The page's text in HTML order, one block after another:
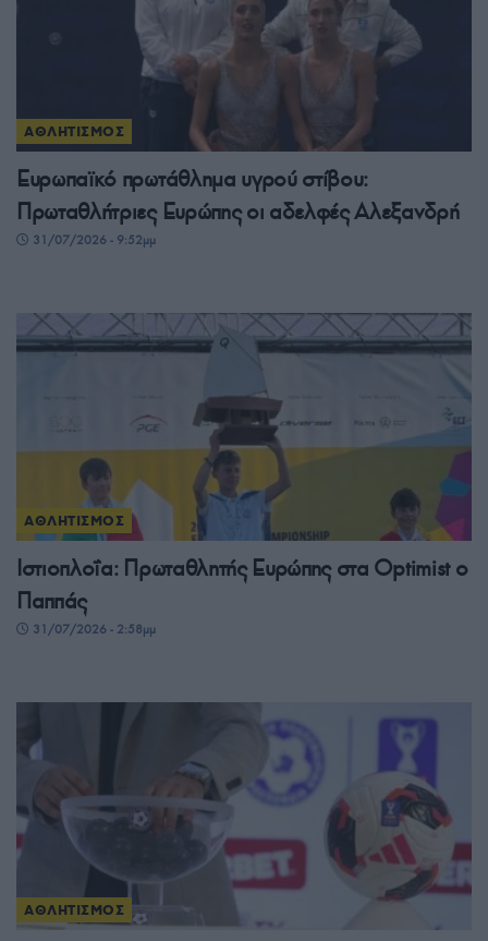
ΑΘΛΗΤΙΣΜΟΣ
Ευρωπαϊκό πρωτάθλημα υγρού στίβου:
Πρωταθλήτριες Ευρώπης οι αδελφές Αλεξανδρή
31/07/2026 - 9:52μμ
ΑΘΛΗΤΙΣΜΟΣ
Ιστιοπλοΐα: Πρωταθλητής Ευρώπης στα Optimist ο
Παππάς
31/07/2026 - 2:58μμ
ΑΘΛΗΤΙΣΜΟΣ